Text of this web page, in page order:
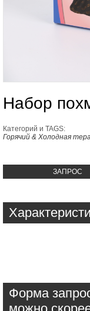
Набор
Категорий и TAGS:
Горячий & Холодная
ЗАПРОС
Форма